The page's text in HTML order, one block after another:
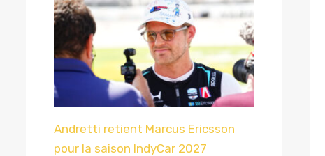
Andretti retient Marcus Ericsson
pour la saison IndyCar 2027